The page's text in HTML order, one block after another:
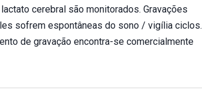
cerebral são monitorados. Gravações
sofrem espontâneas do sono / vigília ciclos.
de gravação encontra-se comercialmente